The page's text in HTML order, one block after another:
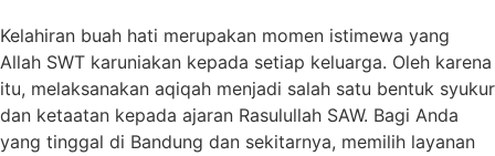
Kelahiran buah hati merupakan momen istimewa yang
Allah SWT karuniakan kepada setiap keluarga. Oleh karena
itu, melaksanakan aqiqah menjadi salah satu bentuk syukur
dan ketaatan kepada ajaran Rasulullah SAW. Bagi Anda
yang tinggal di Bandung dan sekitarnya, memilih layanan